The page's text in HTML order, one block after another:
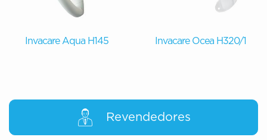
Invacare Aqua H145 Invacare Ocea H320/1
Revendedores